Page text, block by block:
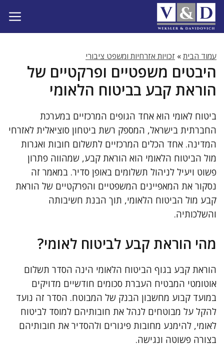
לדלג
לתוכן
עמוד הבית» זכויות אזרחיות ומשפט ציבורי
היבטים משפטיים ופרקטיים של
הוראת קבע בביטוח הלאומי
ביטוח לאומי הוא אחד הגופים המרכזיים במערכת
החברתית בישראל, המספק רשת ביטחון סוציאלית לאזרחי
המדינה. אחד הכלים המרכזיים לתשלום חובות ואגרות
מול הביטוח הלאומי הוא הוראת קבע, שמהווה פתרון
פשוט ויעיל לניהול תשלומים באופן סדיר. במאמר זה
נסקור את המאפיינים המשפטיים והפרקטיים של הוראת
קבע מול הביטוח הלאומי, תוך הבנת חשיבותה
והשלכותיה.
מהי הוראת קבע לביטוח לאומי?
הוראת קבע בגוף הביטוח הלאומי הינה הסדר תשלום
אוטומטי המבטיח העברת סכומים חודשיים מדויקים
במועד קבוע מחשבון הבנק של המבוטח. הסדר זה נועד
להקל על מבוטחים לנהל את חובותיהם למוסד לביטוח
לאומי, להימנע מחובות פיגורים ולהסדיר את חובותיהם
בצורה פשוטה ונגישה.